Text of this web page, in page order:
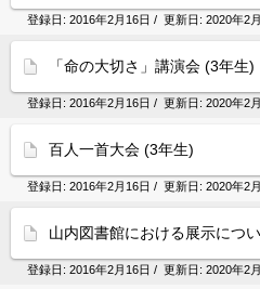
登録日: 2016年2月16日 / 更新日: 2020年2
「命の大切さ」講演会 (3年生)
登録日: 2016年2月16日 / 更新日: 2020年2
百人一首大会 (3年生)
登録日: 2016年2月16日 / 更新日: 2020年2
山内図書館における展示につ
登録日: 2016年2月16日 / 更新日: 2020年2